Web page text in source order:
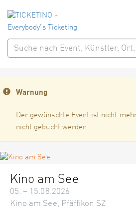
Warnung
Der gewünschte Event ist nicht
nicht gebucht werden
Kino am See
05. – 15.08.2026
Kino am See, Pfäffikon SZ